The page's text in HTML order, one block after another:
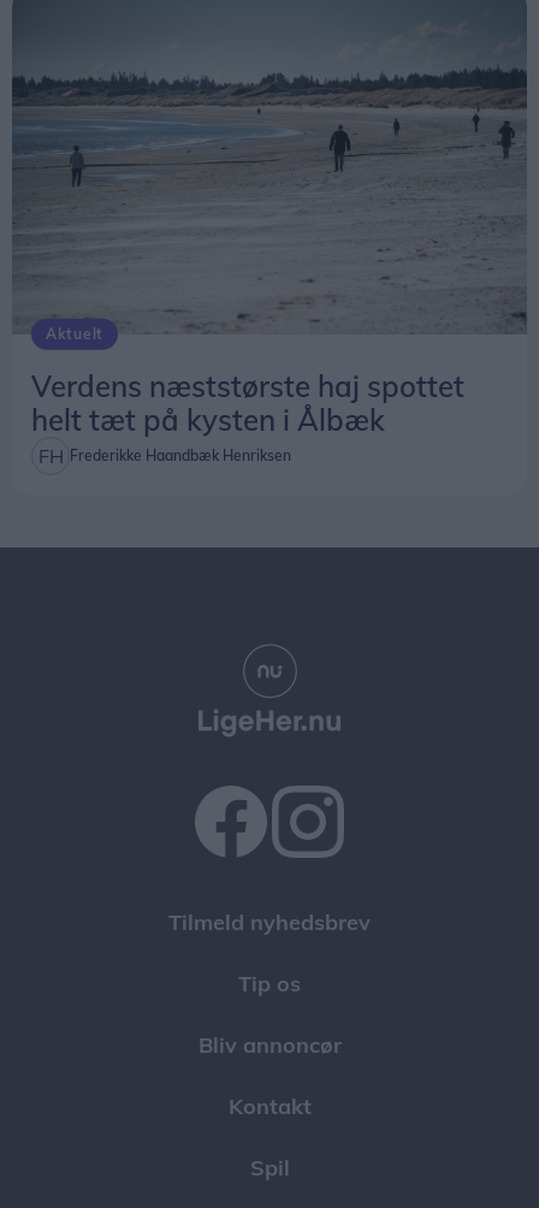
Aktuelt
Verdens næststørste haj spottet
helt tæt på kysten i Ålbæk
Frederikke Haandbæk Henriksen
Tilmeld nyhedsbrev
Tip os
Bliv annoncør
Kontakt
Spil